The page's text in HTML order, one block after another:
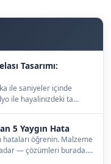
Tasarımı:
ile saniyeler içinde
ile hayalinizdeki ta…
5 Yaygın Hata
hataları öğrenin. Malzeme
— çözümleri burada.…